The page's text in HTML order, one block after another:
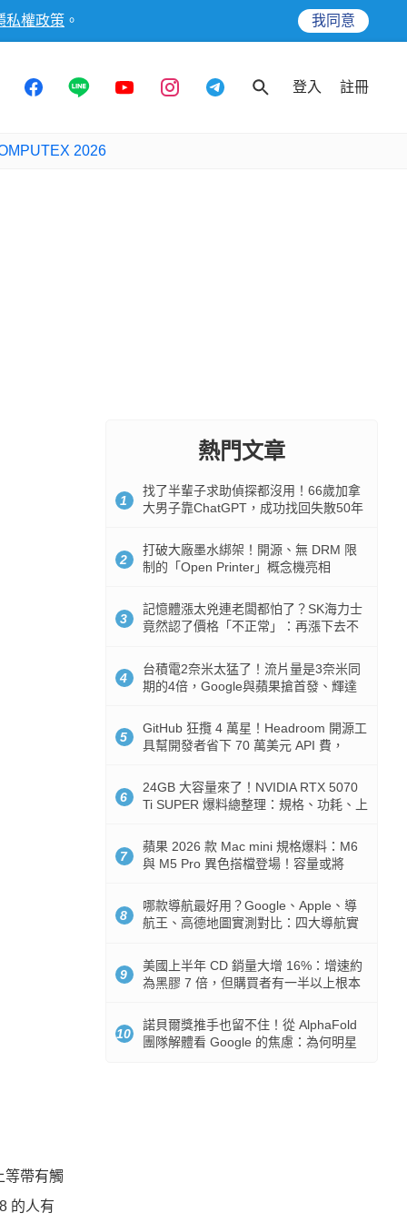
私權政策 。 我同意
登入 註冊
2026
等帶有觸
的人有
熱門文章
1
找了半輩子求助偵探都沒用！66歲加拿
大男子靠ChatGPT，成功找回失散50年
2
打破大廠墨水綁架！開源、無 DRM 限
制的「Open Printer」概念機亮相
3
記憶體漲太兇連老闆都怕了？SK海力士
竟然認了價格「不正常」：再漲下去不
4
台積電2奈米太猛了！流片量是3奈米同
期的4倍，Google與蘋果搶首發、輝達
5
GitHub 狂攬 4 萬星！Headroom 開源工
具幫開發者省下 70 萬美元 API 費，
6
24GB 大容量來了！NVIDIA RTX 5070
Ti SUPER 爆料總整理：規格、功耗、上
7
蘋果 2026 款 Mac mini 規格爆料：M6
與 M5 Pro 異色搭檔登場！容量或將
8
哪款導航最好用？Google、Apple、導
航王、高德地圖實測對比：四大導航實
9
美國上半年 CD 銷量大增 16%：增速約
為黑膠 7 倍，但購買者有一半以上根本
10
諾貝爾獎推手也留不住！從 AlphaFold
團隊解體看 Google 的焦慮：為何明星